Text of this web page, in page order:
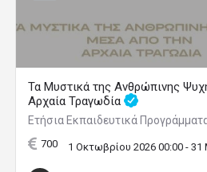
Τα Μυστικά της Ανθρώπινης
Αρχαία Τραγωδία
Ετήσια Εκπαιδευτικά
700 1 Οκτωβρίου 2026 00:00 - 31